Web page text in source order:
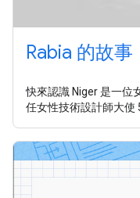
Rabia 的故事
快來認識 Niger 是一位
任女性技術設計師大使